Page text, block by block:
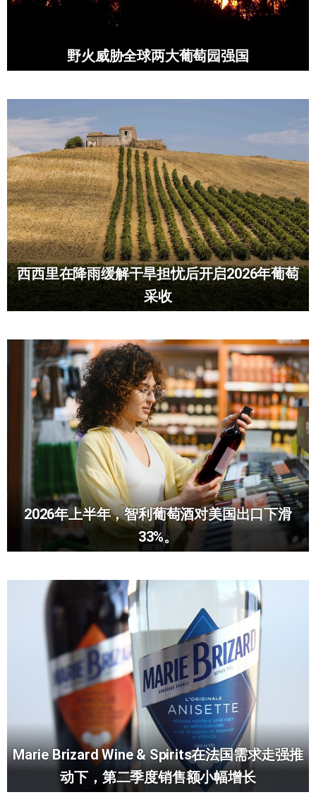
野火威胁全球两大葡萄园强国
西西里在降雨缓解干旱担忧后开启2026年葡萄
采收
2026年上半年，智利葡萄酒对美国出口下滑
33%。
Marie Brizard Wine & Spirits在法国需求走强推
动下，第二季度销售额小幅增长